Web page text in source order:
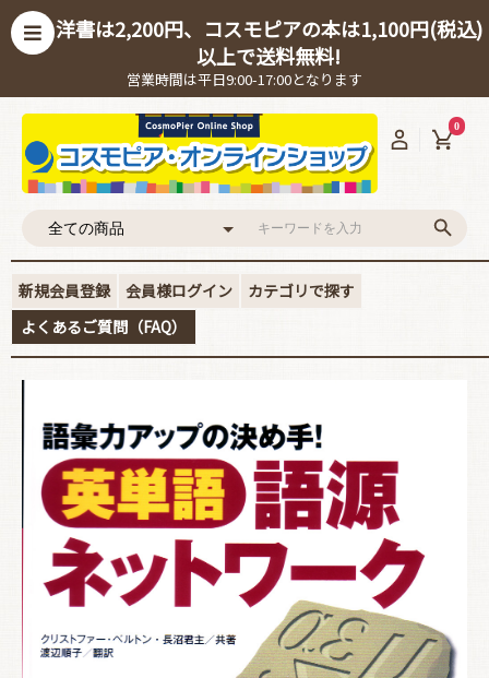
洋書は2,200円、コスモピアの本は1,100円(税込)
以上で送料無料!
営業時間は平日9:00-17:00となります
0
新規会員登録 会員様ログイン
カテゴリで探す
よくあるご質問（FAQ）